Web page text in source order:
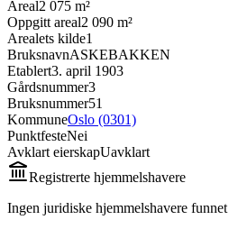
Areal2 075 m²
Oppgitt areal2 090 m²
Arealets kilde1
BruksnavnASKEBAKKEN
Etablert3. april 1903
Gårdsnummer3
Bruksnummer51
KommuneOslo (0301)
PunktfesteNei
Avklart eierskapUavklart
Registrerte hjemmelshavere
Ingen juridiske hjemmelshavere funnet